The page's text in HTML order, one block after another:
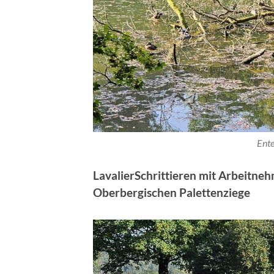
LavalierSchrittieren mit
Oberbergischen Palettenziege